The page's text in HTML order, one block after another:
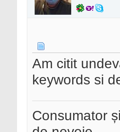
Am citit
keywords si
Consumator